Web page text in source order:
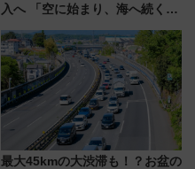
入へ 「空に始まり、海へ続く」
神秘的なデザイン
最大45kmの大渋滞も！？お盆の